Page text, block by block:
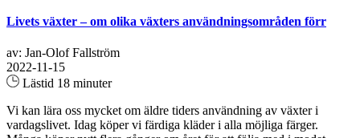
Livets växter – om olika växters användningsområden förr
av: Jan-Olof Fallström
2022-11-15
Lästid 18 minuter
Vi kan lära oss mycket om äldre tiders användning av växter i
vardagslivet. Idag köper vi färdiga kläder i alla möjliga färger.